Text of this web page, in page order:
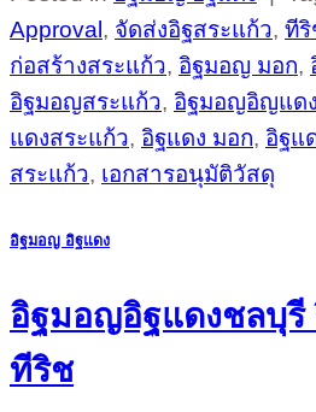
Approval , จัดส่งอิฐสระแก้ว, ที
ก่อสร้างสระแก้ว, อิฐมอญ มอก,
อิฐมอญสระแก้ว, อิฐมอญอิญแด
แดงสระแก้ว, อิฐแดง มอก, อิฐแ
สระแก้ว, เอกสารอนุมัติวัสดุ
อิฐมอญ อิฐแดง
อิฐมอญอิฐแดงชลบุรี
ทีริช